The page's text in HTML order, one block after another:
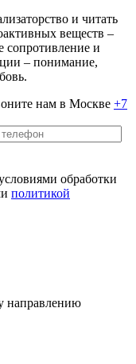
и читать
веществ –
сопротивление и
– понимание,
нам в Москве +7
обработки
политикой
направлению